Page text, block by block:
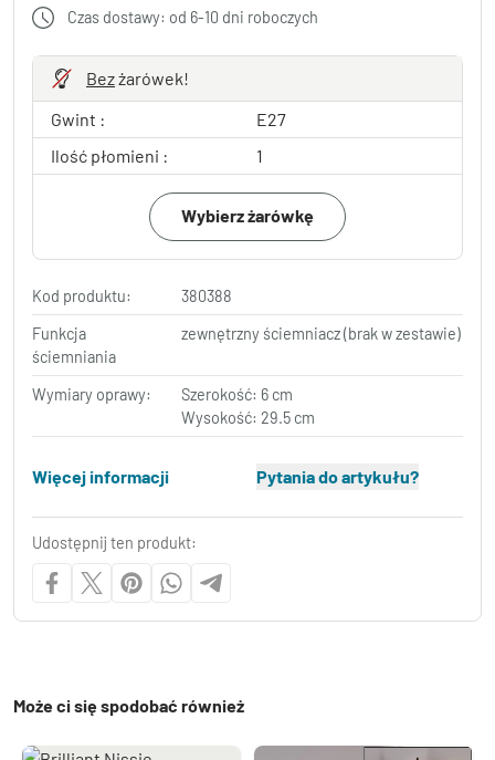
Czas dostawy: od 6-10 dni roboczych
Bezżarówek!
Gwint :
E27
Ilość płomieni :
1
Wybierz żarówkę
Kod produktu:
380388
Funkcja
ściemniania
zewnętrzny ściemniacz (brak w zestawie)
Wymiary oprawy:
Szerokość: 6 cm
Wysokość: 29.5 cm
Więcej informacji Pytania do artykułu?
Udostępnij ten produkt:
Może ci się spodobać również